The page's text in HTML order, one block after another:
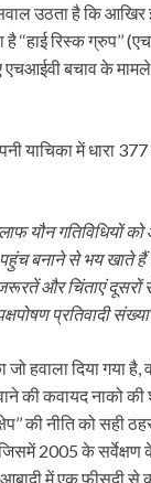
उठता है कि
है ‘‘हाई रिस्क
बचाव के मामले में
याचिका में धारा
यौन गतिविधियों
बनाने से भय खाते हैं
और चिंताएं दूसरों
प्रतिवादी संख्या
जो हवाला दिया
की कवायद नाको की
की नीति को
2005 के सर्वेक्षण
में एक फीसदी